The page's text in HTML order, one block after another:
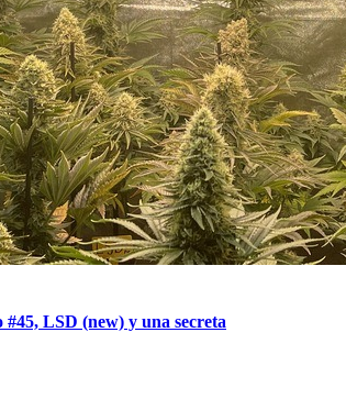
LSD (new) y una secreta